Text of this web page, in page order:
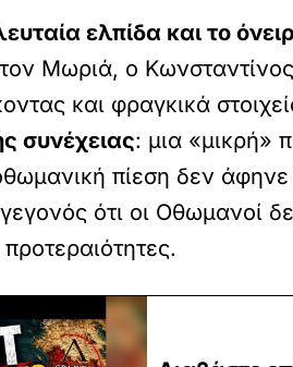
ελπίδα και το
Μωριά, ο
και φραγκικά
συνέχειας: μια «μικρή»
πίεση δεν
ότι οι Οθωμανοί